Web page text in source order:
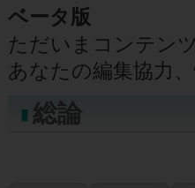
ベータ版
ただいまコンテン
あなたの編集協力
総論